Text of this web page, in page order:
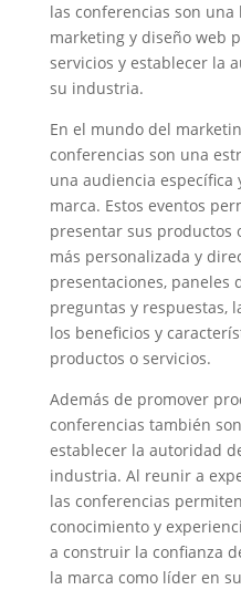
las conferencias son
marketing y diseño web
servicios y establecer la
su industria.
En el mundo del
conferencias son una
una audiencia
marca. Estos eventos
presentar sus productos
más personalizada y
presentaciones, paneles
preguntas y respuestas,
los beneficios y
productos o servicios.
Además de promover
conferencias también
establecer la autoridad
industria. Al reunir a
las conferencias
conocimiento y
a construir la confianza
la marca como líder en